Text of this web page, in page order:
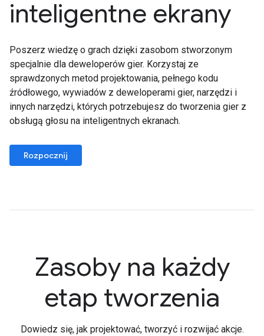
inteligentne ekrany
Poszerz wiedzę o grach dzięki zasobom stworzonym
specjalnie dla deweloperów gier. Korzystaj ze
sprawdzonych metod projektowania, pełnego kodu
źródłowego, wywiadów z deweloperami gier, narzędzi i
innych narzędzi, których potrzebujesz do tworzenia gier z
obsługą głosu na inteligentnych ekranach.
Rozpocznij
Zasoby na każdy
etap tworzenia
Dowiedz się, jak projektować, tworzyć i rozwijać akcje.